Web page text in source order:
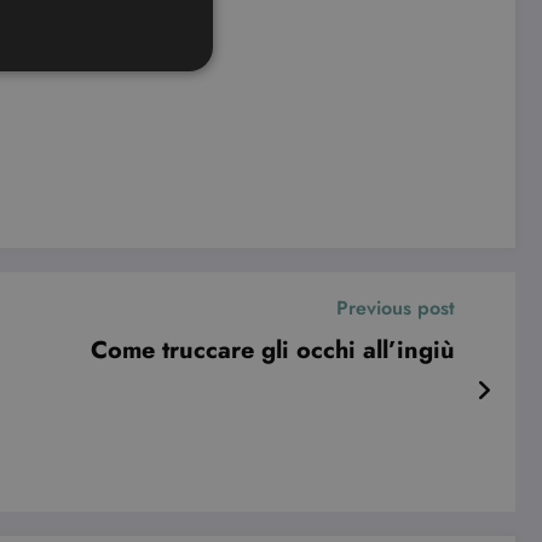
Previous post
Come truccare gli occhi all’ingiù
dell'account. Il sito